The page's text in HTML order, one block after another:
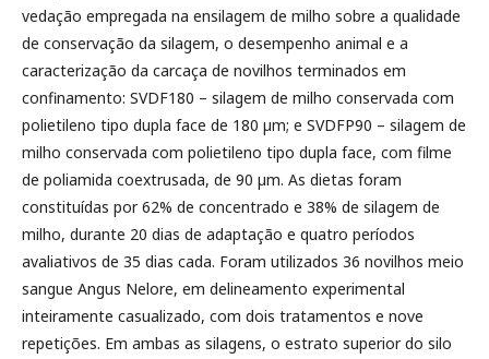
vedação empregada na ensilagem de milho sobre a qualidade
de conservação da silagem, o desempenho animal e a
caracterização da carcaça de novilhos terminados em
confinamento: SVDF180 – silagem de milho conservada com
polietileno tipo dupla face de 180 µm; e SVDFP90 – silagem de
milho conservada com polietileno tipo dupla face, com filme
de poliamida coextrusada, de 90 µm. As dietas foram
constituídas por 62% de concentrado e 38% de silagem de
milho, durante 20 dias de adaptação e quatro períodos
avaliativos de 35 dias cada. Foram utilizados 36 novilhos meio
sangue Angus Nelore, em delineamento experimental
inteiramente casualizado, com dois tratamentos e nove
repetições. Em ambas as silagens, o estrato superior do silo